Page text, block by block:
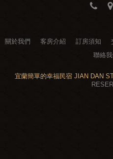
關於我們 客房介紹 訂房須知
聯絡我
宜蘭簡單的幸福民宿 JIAN DAN